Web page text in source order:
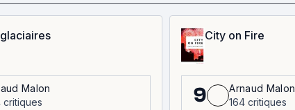
Malon
critiques
City on Fire
9
Arnaud Malon
164 critiques